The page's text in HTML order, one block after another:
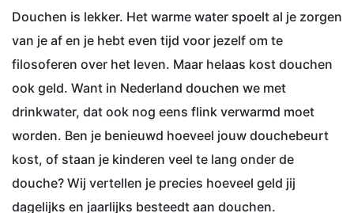
Douchen is lekker. Het warme water spoelt al je zorgen
van je af en je hebt even tijd voor jezelf om te
filosoferen over het leven. Maar helaas kost douchen
ook geld. Want in Nederland douchen we met
drinkwater, dat ook nog eens flink verwarmd moet
worden. Ben je benieuwd hoeveel jouw douchebeurt
kost, of staan je kinderen veel te lang onder de
douche? Wij vertellen je precies hoeveel geld jij
dagelijks en jaarlijks besteedt aan douchen.